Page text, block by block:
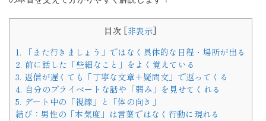
目次 [非表示]
1. 「また行きましょう」ではなく具体的な日程・場所が出る
2. 前に話した「些細なこと」をよく覚えている
3. 返信が遅くても「丁寧な文章＋疑問文」で返ってくる
4. 自分のプライベートな話や「弱み」を見せてくれる
5. デート中の「視線」と「体の向き」
結び：男性の「本気度」は言葉ではなく行動に現れる